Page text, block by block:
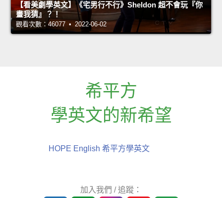
【看美劇學英文】《宅男行不行》Sheldon 超不會玩『你
畫我猜』？！
觀看次數：46077 • 2022-06-02
希平方
學英文的新希望
HOPE English 希平方學英文
加入我們 / 追蹤：